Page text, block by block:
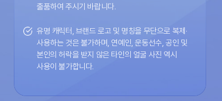
출품하여주시기 바랍니다.
유명 캐릭터, 브랜드 로고 및 명칭을 무단으로 복제·
사용하는 것은 불가하며, 연예인, 운동선수, 공인 및
본인의 허락을 받지 않은 타인의 얼굴 사진 역시
사용이 불가합니다.